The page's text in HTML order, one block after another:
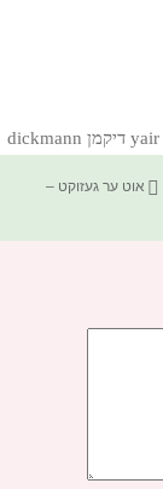
קטגוריות
אוט ער געזוקט –